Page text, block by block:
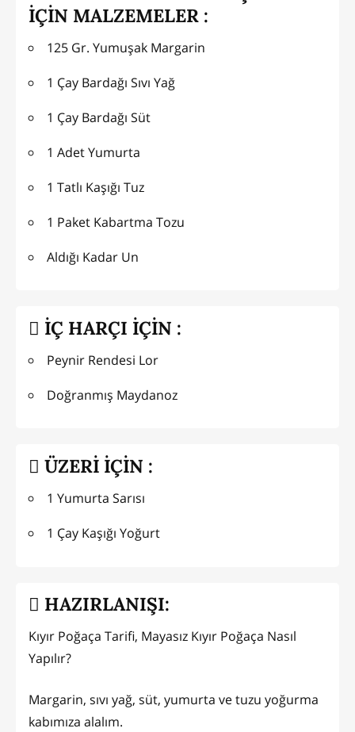
İÇİN MALZEMELER :
125 Gr. Yumuşak Margarin
1 Çay Bardağı Sıvı Yağ
1 Çay Bardağı Süt
1 Adet Yumurta
1 Tatlı Kaşığı Tuz
1 Paket Kabartma Tozu
Aldığı Kadar Un
İÇ HARÇI İÇİN :
Peynir Rendesi Lor
Doğranmış Maydanoz
ÜZERİ İÇİN :
1 Yumurta Sarısı
1 Çay Kaşığı Yoğurt
HAZIRLANIŞI:
Kıyır Poğaça Tarifi, Mayasız Kıyır Poğaça Nasıl
Yapılır?
Margarin, sıvı yağ, süt, yumurta ve tuzu yoğurma
kabımıza alalım.